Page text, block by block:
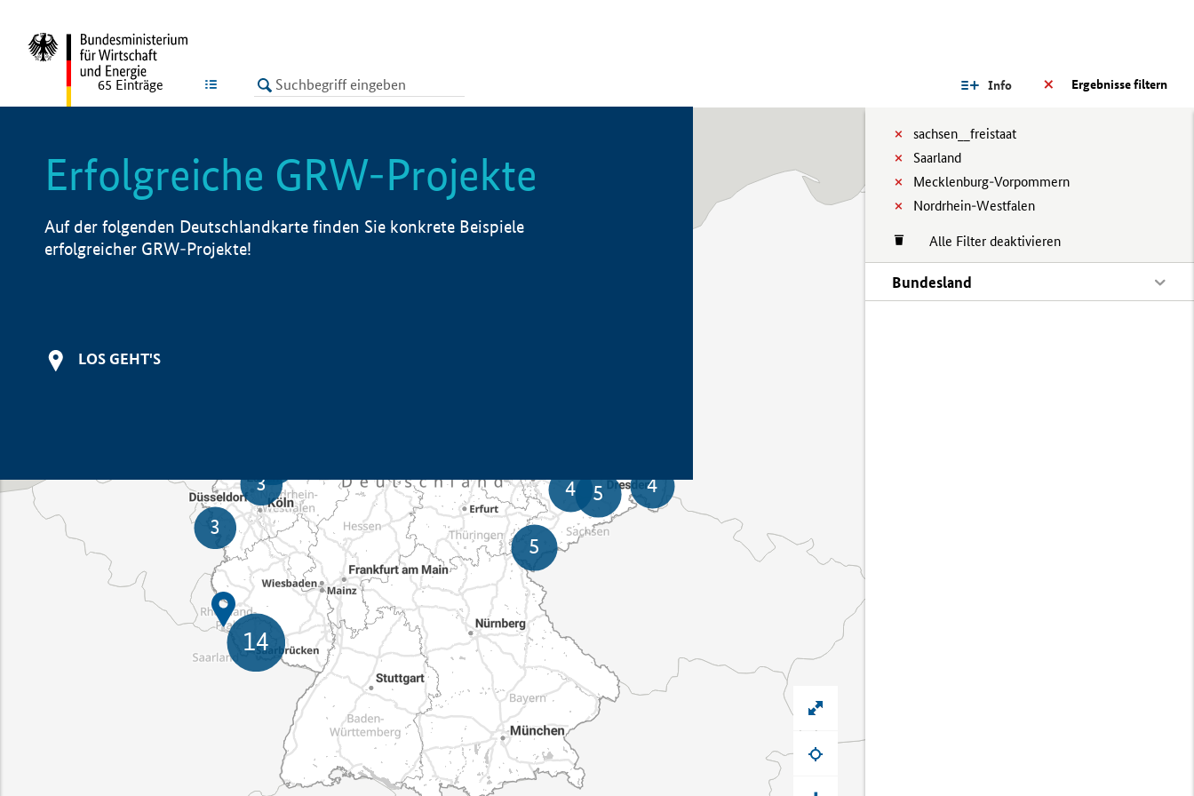
LISTE Ergebnisse filtern
Info
sachsen__freistaat
Saarland
Mecklenburg-Vorpommern
Nordrhein-Westfalen
Alle Filter deaktivieren
Bundesland
65 Einträge
Erfolgreiche GRW-Projekte
Auf der folgenden Deutschlandkarte finden Sie konkrete Beispiele
erfolgreicher GRW-Projekte!
LOS GEHT'S